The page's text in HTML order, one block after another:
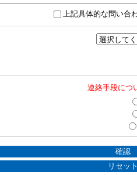
上記具体的な問い合
連絡手段につ